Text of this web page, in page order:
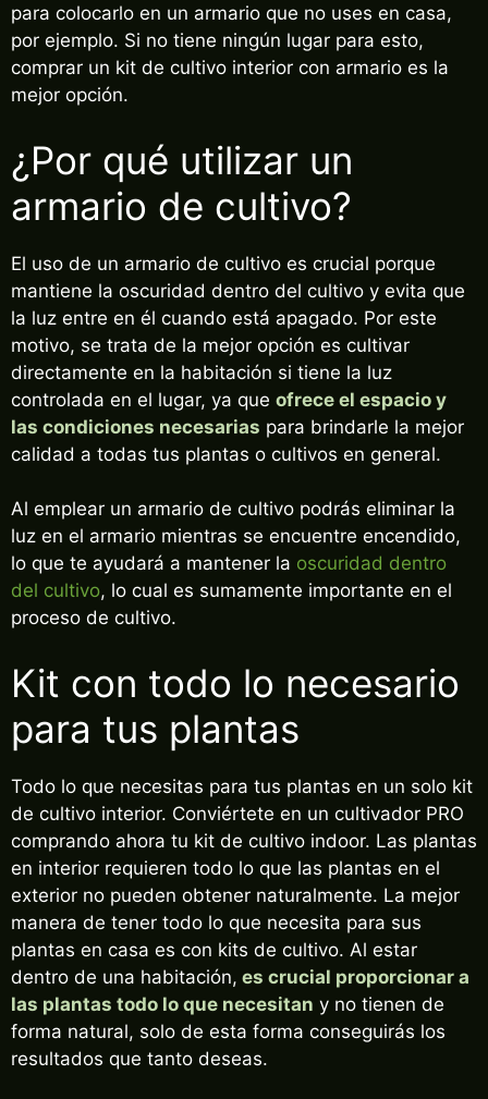
para colocarlo en un armario que no uses en casa,
por ejemplo. Si no tiene ningún lugar para esto,
comprar un kit de cultivo interior con armario es la
mejor opción.
¿Por qué utilizar un
armario de cultivo?
El uso de un armario de cultivo es crucial porque
mantiene la oscuridad dentro del cultivo y evita que
la luz entre en él cuando está apagado. Por este
motivo, se trata de la mejor opción es cultivar
directamente en la habitación si tiene la luz
controlada en el lugar, ya que ofrece el espacio y
las condiciones necesarias para brindarle la mejor
calidad a todas tus plantas o cultivos en general.
Al emplear un armario de cultivo podrás eliminar la
luz en el armario mientras se encuentre encendido,
lo que te ayudará a mantener la oscuridad dentro
del cultivo, lo cual es sumamente importante en el
proceso de cultivo.
Kit con todo lo necesario
para tus plantas
Todo lo que necesitas para tus plantas en un solo kit
de cultivo interior. Conviértete en un cultivador PRO
comprando ahora tu kit de cultivo indoor. Las plantas
en interior requieren todo lo que las plantas en el
exterior no pueden obtener naturalmente. La mejor
manera de tener todo lo que necesita para sus
plantas en casa es con kits de cultivo. Al estar
dentro de una habitación, es crucial proporcionar a
las plantas todo lo que necesitan y no tienen de
forma natural, solo de esta forma conseguirás los
resultados que tanto deseas.